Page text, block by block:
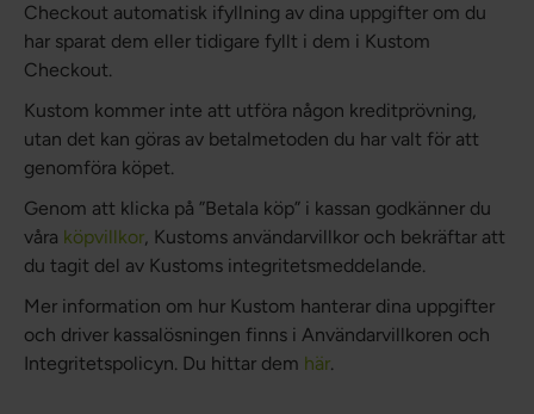
Checkout automatisk ifyllning av dina uppgifter om du
har sparat dem eller tidigare fyllt i dem i Kustom
Checkout.
Kustom kommer inte att utföra någon kreditprövning,
utan det kan göras av betalmetoden du har valt för att
genomföra köpet.
Genom att klicka på ”Betala köp” i kassan godkänner du
våra köpvillkor, Kustoms användarvillkor och bekräftar att
du tagit del av Kustoms integritetsmeddelande.
Mer information om hur Kustom hanterar dina uppgifter
och driver kassalösningen finns i Användarvillkoren och
Integritetspolicyn. Du hittar dem här.